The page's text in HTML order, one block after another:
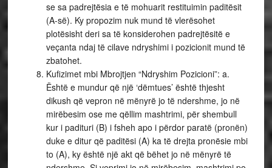
se sa padrejtësia e të mohuarit restituimin paditësit
(A-së). Ky propozim nuk mund të vlerësohet
plotësisht deri sa të konsiderohen padrejtësitë e
veçanta ndaj të cilave ndryshimi i pozicionit mund të
zbatohet.
Kufizimet mbi Mbrojtjen “Ndryshim Pozicioni”: a.
Është e mundur që një ‘dëmtues’ është thjesht
dikush që vepron në mënyrë jo të ndershme, jo në
mirëbesim ose me qëllim mashtrimi, për shembull
kur i padituri (B) i fsheh apo i përdor paratë (pronën)
duke e ditur që paditësi (A) ka të drejta pronësie mbi
to (A), ky është një akt që bëhet jo në mënyrë të